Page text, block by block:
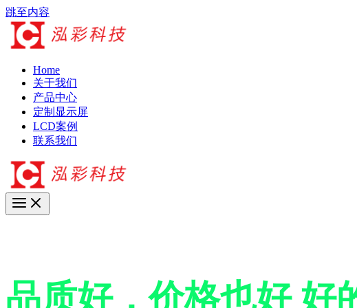
跳至内容
Home
关于我们
产品中心
定制显示屏
LCD案例
联系我们
品质好，价格也好 好